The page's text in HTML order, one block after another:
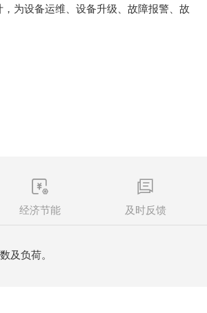
为设备运维、设备升级、故障报警、故
经济节能 及时反馈
及负荷。